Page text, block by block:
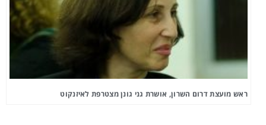
ראש מועצת דרום השרון, אושרת גני גונן מצטרפת לאיזנקוט